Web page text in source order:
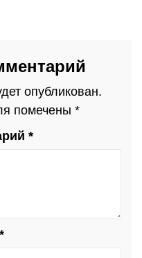
опубликован.
помечены *
*
*